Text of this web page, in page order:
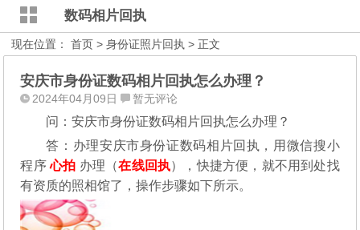
数码相片回执
现在位置：首页 >身份证照片回执 > 正文
安庆市身份证数码相片回执怎么办理？
2024年04月09日 暂无评论
问：安庆市身份证数码相片回执怎么办理？
答：办理安庆市身份证数码相片回执，用微信搜小
程序心拍 办理（在线回执），快捷方便，就不用到处找
有资质的照相馆了，操作步骤如下所示。